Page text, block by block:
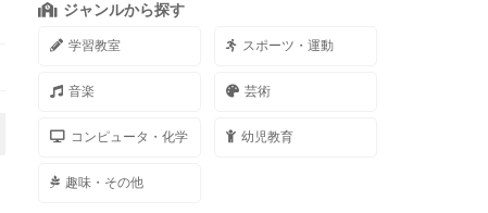
ジャンルから探す
学習教室 スポーツ・運動
音楽 芸術
コンピュータ・化学 幼児教育
趣味・その他